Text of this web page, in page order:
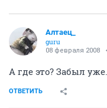
Алтаец_
guru
08 февраля 2008
А где это? Забыл уже.
ОТВЕТИТЬ